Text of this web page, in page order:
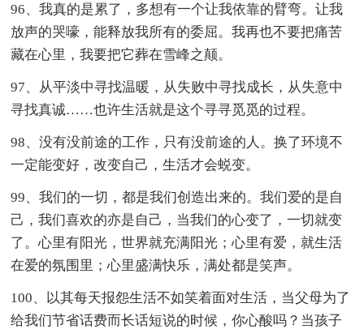
96、我真的是累了，多想有一个让我依靠的臂弯。让我
放声的哭嚎，能释放我所有的委屈。我再也不要把痛苦
藏在心里，我要把它葬在雪峰之颠。
97、从平淡中寻找温暖，从失败中寻找成长，从失意中
寻找真诚……也许生活就是这个寻寻觅觅的过程。
98、没有没前途的工作，只有没前途的人。换了环境不
一定能变好，改变自己，生活才会蜕变。
99、我们的一切，都是我们创造出来的。我们爱的是自
己，我们喜欢的亦是自己，当我们的心变了，一切就变
了。心里有阳光，世界就充满阳光；心里有爱，就生活
在爱的氛围里；心里盛满快乐，满处都是笑声。
100、以其每天报怨生活不如笑着面对生活，当父母为了
给我们节省话费而长话短说的时候，你心酸吗？当孩子